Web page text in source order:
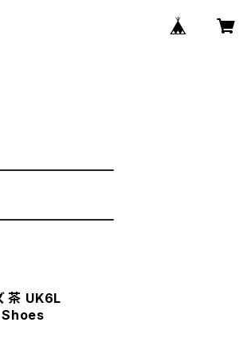
茶 UK6L